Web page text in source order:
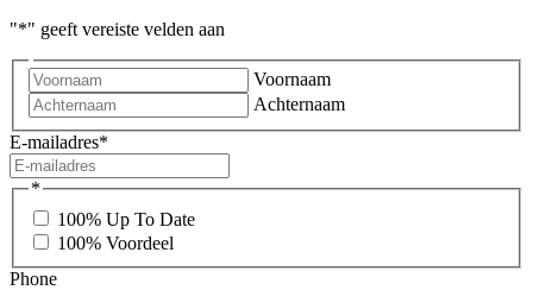
"*" geeft vereiste velden aan
Voornaam
Achternaam
E-mailadres*
*
100% Up To Date
100% Voordeel
Phone